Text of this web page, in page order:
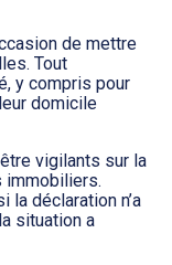
de mettre
Tout
y compris pour
domicile
vigilants sur la
immobiliers.
la déclaration n’a
situation a